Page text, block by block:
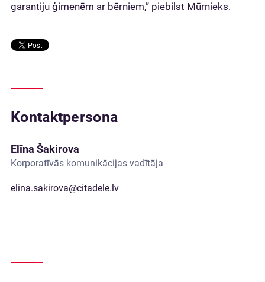
garantiju ģimenēm ar bērniem,” piebilst Mūrnieks.
Kontaktpersona
Elīna Šakirova
Korporatīvās komunikācijas vadītāja
elina.sakirova@citadele.lv